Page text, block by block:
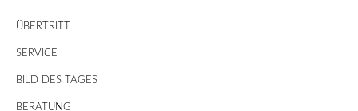
ÜBERTRITT
SERVICE
BILD DES TAGES
BERATUNG